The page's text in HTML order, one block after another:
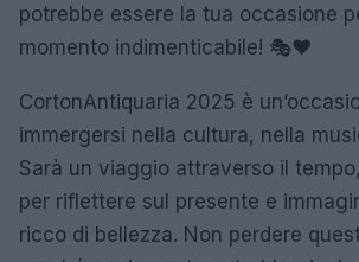
potrebbe essere la tua occasione
momento indimenticabile! 🎭❤️
CortonAntiquaria 2025 è
immergersi nella cultura, nella
Sarà un viaggio attraverso il
per riflettere sul presente e
ricco di bellezza. Non perdere